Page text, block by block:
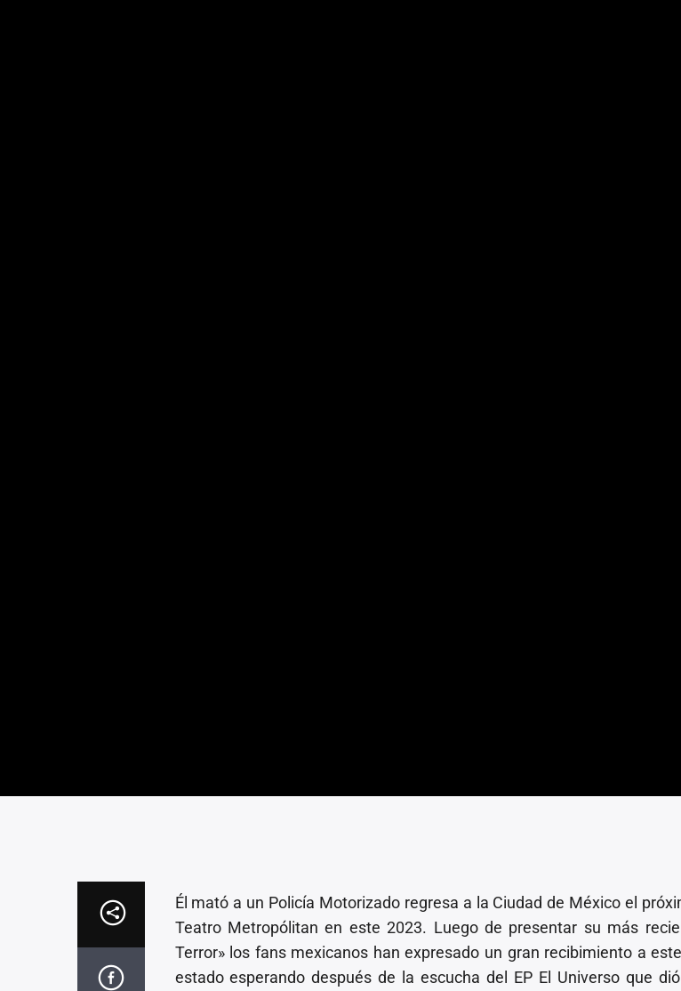
Él mató a un Policía Motorizado regresa a la Ciudad de México el
Teatro Metropólitan en este 2023. Luego de presentar su más
Terror» los fans mexicanos han expresado un gran recibimiento a
estado esperando después de la escucha del EP El Universo que